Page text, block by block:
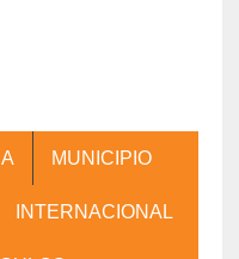
MUNICIPIO
INTERNACIONAL